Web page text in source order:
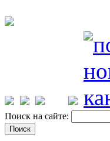
Поиск на сайте: